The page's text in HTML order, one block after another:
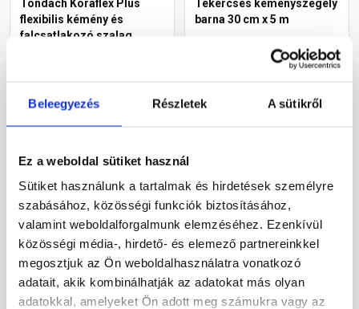
Beleegyezés Részletek A sütikről
Ez a weboldal sütiket használ
Sütiket használunk a tartalmak és hirdetések személyre
szabásához, közösségi funkciók biztosításához,
valamint weboldalforgalmunk elemzéséhez. Ezenkívül
közösségi média-, hirdető- és elemező partnereinkkel
megosztjuk az Ön weboldalhasználatra vonatkozó
adatait, akik kombinálhatják az adatokat más olyan
adatokkal, amelyeket Ön adott meg számukra vagy az
Tondach Koraflex Plus
flexibilis kémény és
falcsatlakozó szalag
36 030 Ft/ db
7 206 Ft / m
Megnézem
Tekercses kéményszegély
barna 30 cm x 5 m
Rendelésre
18 230 Ft / tekercs